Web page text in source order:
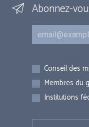
Abonnez-
Courriel
Inscriptions
Conseil des
Membres du
Institutions